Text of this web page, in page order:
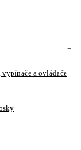
+-
vypínače a ovládače